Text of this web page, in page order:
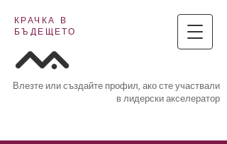
КРАЧКА В
БЪДЕЩЕТО
Влезте или създайте профил, ако сте участвали
в лидерски акселератор